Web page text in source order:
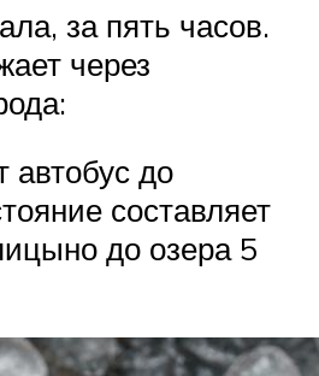
за пять часов.
через
автобус до
составляет
до озера 5